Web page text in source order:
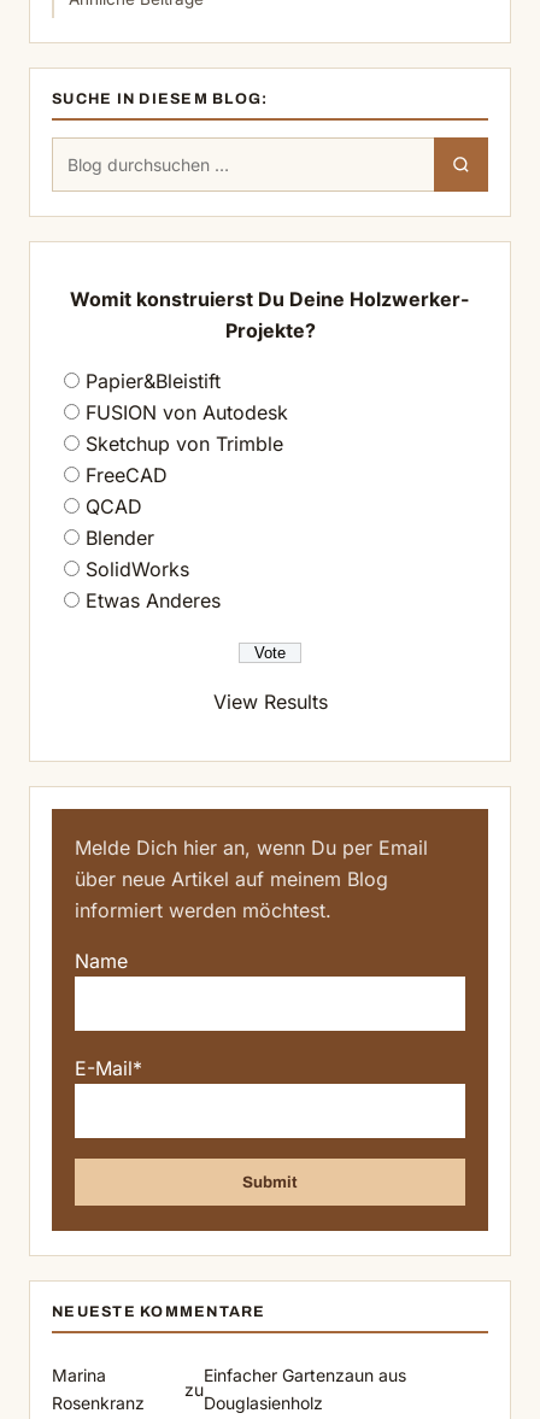
SUCHE IN DIESEM BLOG:
Suchen
Womit konstruierst Du Deine Holzwerker-
Projekte?
Papier&Bleistift
FUSION von Autodesk
Sketchup von Trimble
FreeCAD
QCAD
Blender
SolidWorks
Etwas Anderes
View Results
Melde Dich hier an, wenn Du per Email
über neue Artikel auf meinem Blog
informiert werden möchtest.
Name
E-Mail*
NEUESTE KOMMENTARE
Marina
Rosenkranz
zu
Einfacher Gartenzaun aus
Douglasienholz